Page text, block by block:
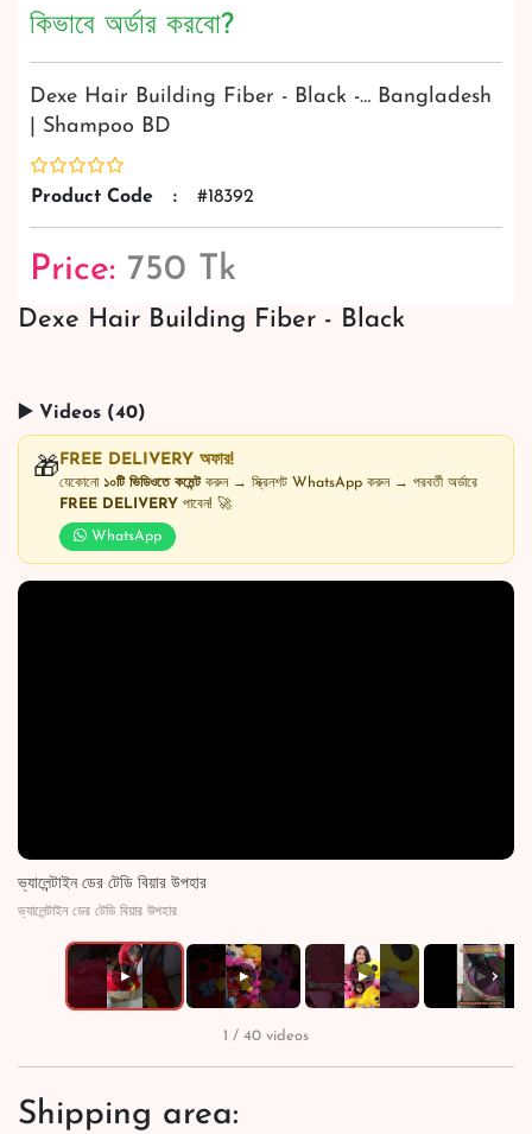
কিভাবে অর্ডার করবো?
Dexe Hair Building Fiber - Black -… Bangladesh
| Shampoo BD
Product Code : #18392
Price: 750 Tk
Dexe Hair Building Fiber - Black
▶️ Videos (40)
🎁FREE DELIVERY অফার!
যেকোনো ১০টি ভিডিওতে কমেন্টকরুন → স্ক্রিনশট WhatsApp করুন → পরবর্তী অর্ডারে
FREE DELIVERY পাবেন! 🚀
WhatsApp
ভ্যালেন্টাইন ডের টেডি বিয়ার উপহার
ভ্যালেন্টাইন ডের টেডি বিয়ার উপহার
▶ ▶ ▶ ▶ ›
1 / 40 videos
Shipping area: